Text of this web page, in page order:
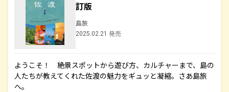
訂版
島旅
2025.02.21 発売
ようこそ！ 絶景スポットから遊び方、カルチャーまで、島の
人たちが教えてくれた佐渡の魅力をギュッと凝縮。さあ島旅
へ。